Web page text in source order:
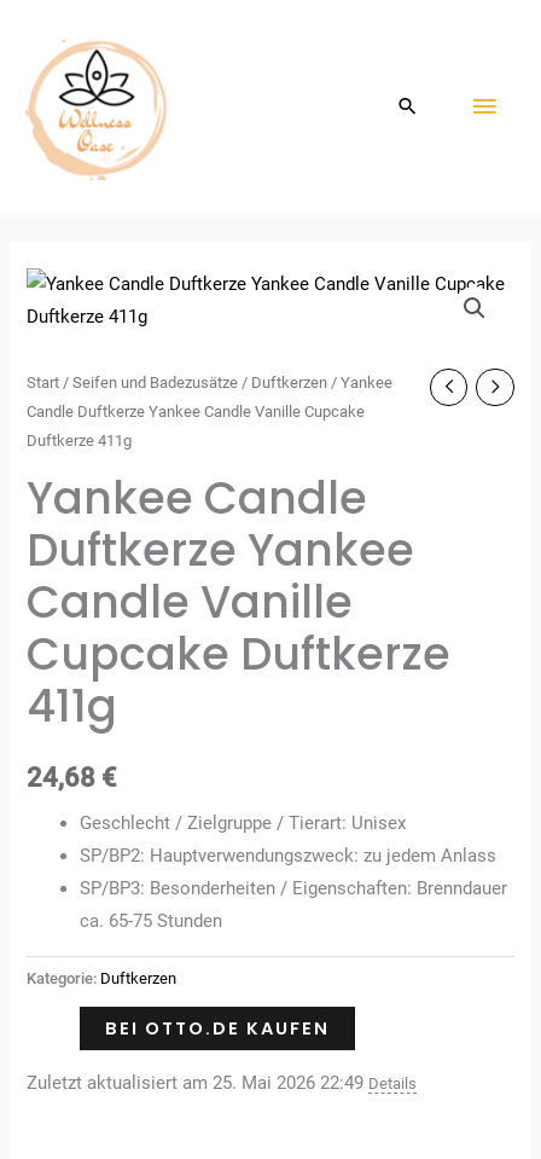
springen
Start /Seifen und Badezusätze / Duftkerzen / Yankee
Candle Duftkerze Yankee Candle Vanille Cupcake
Duftkerze 411g
Yankee Candle
Duftkerze Yankee
Candle Vanille
Cupcake Duftkerze
411g
24,68 €
Geschlecht / Zielgruppe / Tierart: Unisex
SP/BP2: Hauptverwendungszweck: zu jedem Anlass
SP/BP3: Besonderheiten / Eigenschaften: Brenndauer
ca. 65-75 Stunden
Kategorie: Duftkerzen
BEI OTTO.DE KAUFEN
Zuletzt aktualisiert am 25. Mai 2026 22:49 Details